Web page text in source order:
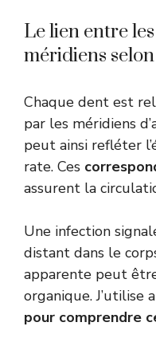
Le lien entre
méridiens
Chaque dent est
par les méridiens
peut ainsi refléter
rate. Ces
assurent la
Une infection
distant dans le
apparente peut être
organique. J’utilise
pour comprendre